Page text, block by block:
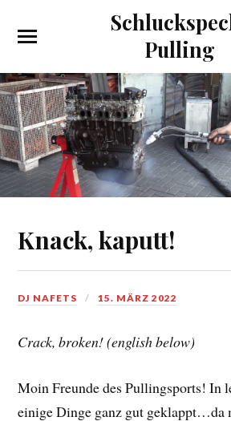
Pulling
Knack, kaputt!
DJ NAFETS 15. MÄRZ 2022
Crack, broken! (english below)
Moin Freunde des Pullingsports! In
einige Dinge ganz gut geklappt…da